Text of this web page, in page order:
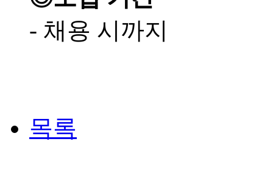
- 채용 시까지
목록